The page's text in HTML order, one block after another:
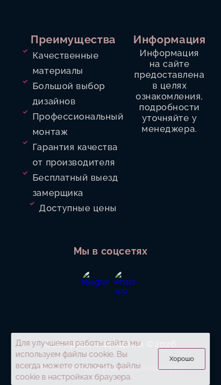
Мы в соцсетях
Преимущества
Качественные
материалы
Большой выбор
дизайнов
Профессиональный
монтаж
Гарантия качества
от производителя
Бесплатный выезд
замерщика
Доступные цены
Информация
Информация
на сайте
предоставлена
в целях
ознакомления,
подробности
уточняйте у
менеджера.
Все права защищены ©2026
Политика конфиденциальности
Для улучшения работы сайта мы
используем файлы cookie. Вы
всегда можете отключить файлы
cookie в настройках браузера.
Хорошо